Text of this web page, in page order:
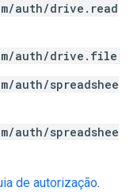
auth/drive.read
auth/drive.file
auth/spreadshee
auth/spreadshee
de autorização.